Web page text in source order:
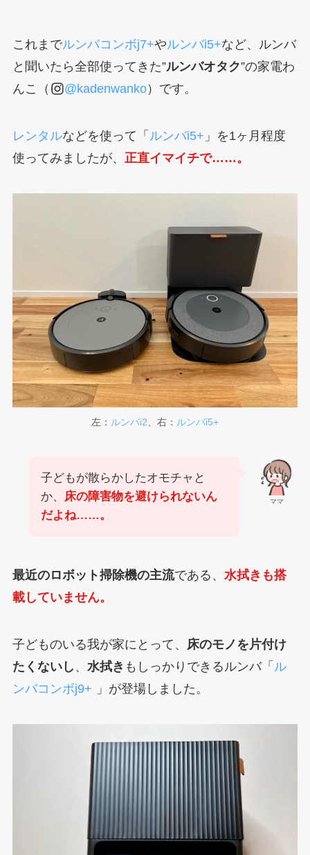
これまでルンバコンボj7+やルンバi5+など、ルンバ
と聞いたら全部使ってきた”ルンバオタク”の家電わ
んこ（
@kadenwanko）です。
レンタルなどを使って「 ルンバi5+ 」を1ヶ月程度
使ってみましたが、 正直イマイチで……。
左： ルンバi2 、右： ルンバi5+
ママ
子どもが散らかしたオモチャと
か、 床の障害物を避けられないん
だよね……。
最近のロボット掃除機の主流である、 水拭きも搭
載していません。
子どものいる我が家にとって、
床のモノを片付け
たくないし 、 水拭き もしっかりできるルンバ「 ル
ンバコンボj9+
」が登場しました。